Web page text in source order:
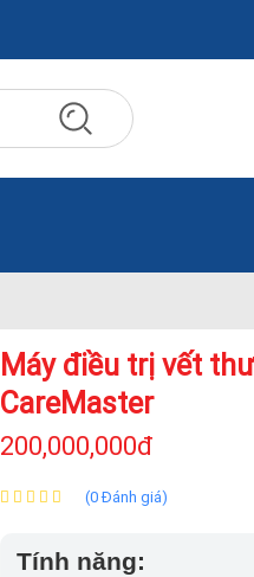
Máy điều trị vết
CareMaster
200,000,000đ
(0 Đánh giá)
Tính năng: